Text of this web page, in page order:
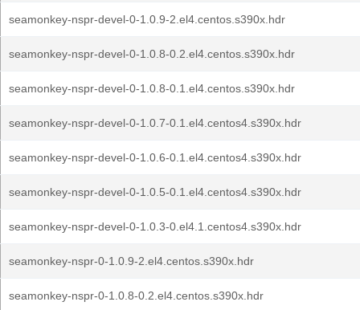
seamonkey-nspr-devel-0-1.0.9-2.el4.centos.s390x.hdr
seamonkey-nspr-devel-0-1.0.8-0.2.el4.centos.s390x.hdr
seamonkey-nspr-devel-0-1.0.8-0.1.el4.centos.s390x.hdr
seamonkey-nspr-devel-0-1.0.7-0.1.el4.centos4.s390x.hdr
seamonkey-nspr-devel-0-1.0.6-0.1.el4.centos4.s390x.hdr
seamonkey-nspr-devel-0-1.0.5-0.1.el4.centos4.s390x.hdr
seamonkey-nspr-devel-0-1.0.3-0.el4.1.centos4.s390x.hdr
seamonkey-nspr-0-1.0.9-2.el4.centos.s390x.hdr
seamonkey-nspr-0-1.0.8-0.2.el4.centos.s390x.hdr